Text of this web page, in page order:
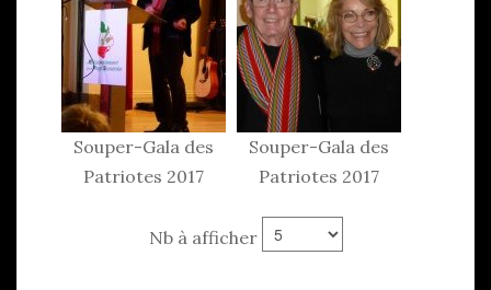
Souper-Gala des
Patriotes 2017
Souper-Gala des
Patriotes 2017
Nb à afficher